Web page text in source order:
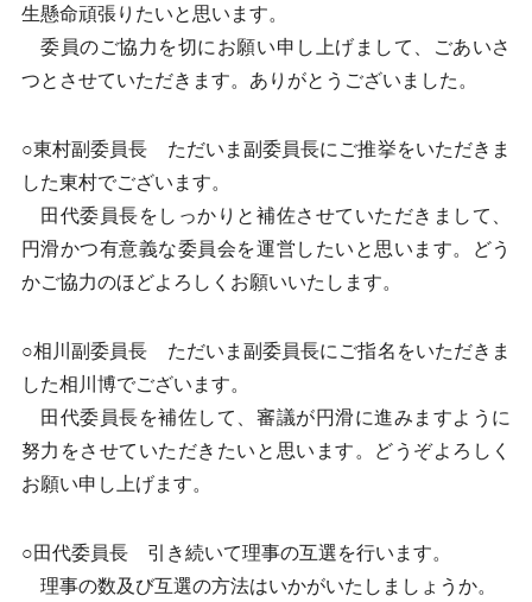
生懸命頑張りたいと思います。
委員のご協力を切にお願い申し上げまして、ごあいさ
つとさせていただきます。ありがとうございました。
○東村副委員長 ただいま副委員長にご推挙をいただきま
した東村でございます。
田代委員長をしっかりと補佐させていただきまして、
円滑かつ有意義な委員会を運営したいと思います。どう
かご協力のほどよろしくお願いいたします。
○相川副委員長 ただいま副委員長にご指名をいただきま
した相川博でございます。
田代委員長を補佐して、審議が円滑に進みますように
努力をさせていただきたいと思います。どうぞよろしく
お願い申し上げます。
○田代委員長 引き続いて理事の互選を行います。
理事の数及び互選の方法はいかがいたしましょうか。